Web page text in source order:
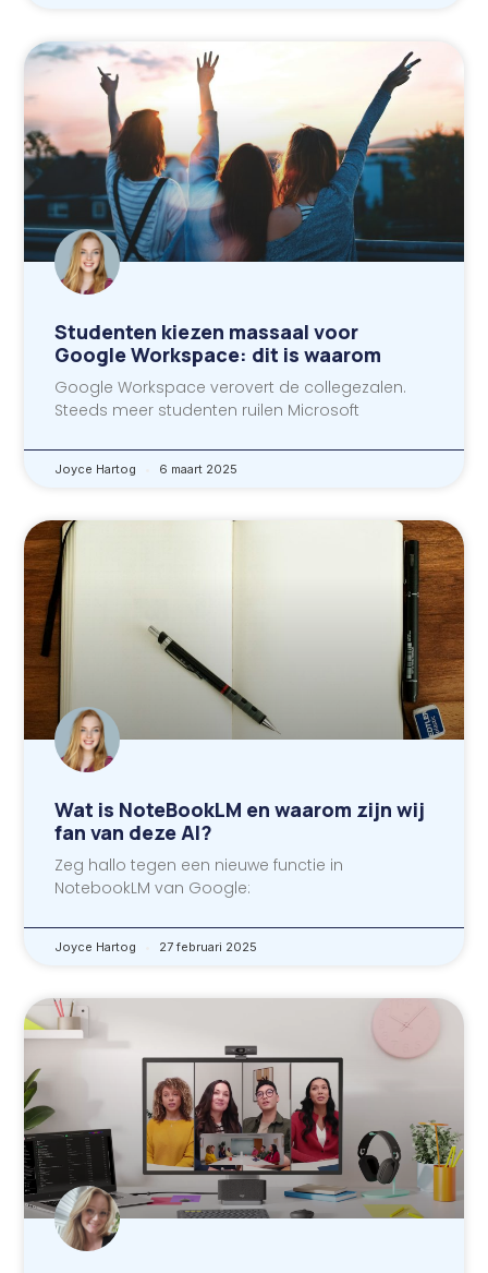
Studenten kiezen massaal voor
Google Workspace: dit is waarom
Google Workspace verovert de collegezalen.
Steeds meer studenten ruilen Microsoft
Joyce Hartog 6 maart 2025
Wat is NoteBookLM en waarom zijn wij
fan van deze AI?
Zeg hallo tegen een nieuwe functie in
NotebookLM van Google:
Joyce Hartog 27 februari 2025